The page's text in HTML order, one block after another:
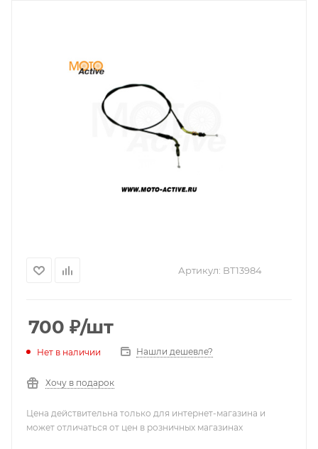
Артикул: BT13984
700 ₽/шт
Нет в наличии Нашли дешевле?
Хочу в подарок
Цена действительна только для интернет-магазина и
может отличаться от цен в розничных магазинах